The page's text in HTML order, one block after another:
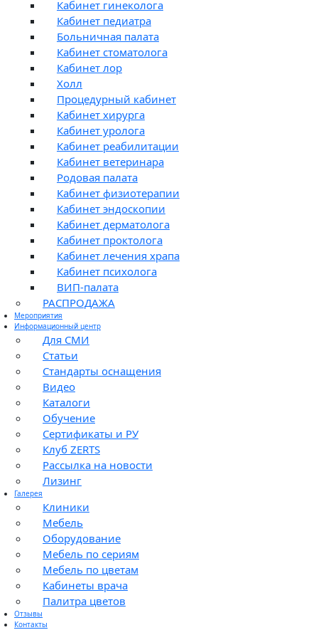
Кабинет гинеколога
Кабинет педиатра
Больничная палата
Кабинет стоматолога
Кабинет лор
Холл
Процедурный кабинет
Кабинет хирурга
Кабинет уролога
Кабинет реабилитации
Кабинет ветеринара
Родовая палата
Кабинет физиотерапии
Кабинет эндоскопии
Кабинет дерматолога
Кабинет проктолога
Кабинет лечения храпа
Кабинет психолога
ВИП-палата
РАСПРОДАЖА
Мероприятия
Информационный центр
Для СМИ
Статьи
Стандарты оснащения
Видео
Каталоги
Обучение
Сертификаты и РУ
Клуб ZERTS
Рассылка на новости
Лизинг
Галерея
Клиники
Мебель
Оборудование
Мебель по сериям
Мебель по цветам
Кабинеты врача
Палитра цветов
Отзывы
Контакты